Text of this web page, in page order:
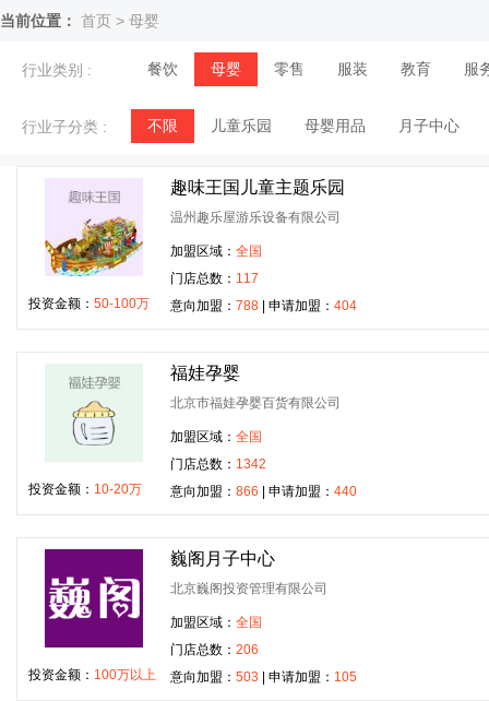
当前位置： 首页 > 母婴
行业类别 : 餐饮 母婴 零售 服装 教育 服
行业子分类 : 不限 儿童乐园 母婴用品 月子中心
投资金额： 50-100万
趣味王国儿童主题乐园
温州趣乐屋游乐设备有限公司
加盟区域： 全国
门店总数： 117
意向加盟： 788 | 申请加盟： 404
投资金额： 10-20万
福娃孕婴
北京市福娃孕婴百货有限公司
加盟区域： 全国
门店总数： 1342
意向加盟： 866 | 申请加盟： 440
投资金额： 100万以上
巍阁月子中心
北京巍阁投资管理有限公司
加盟区域： 全国
门店总数： 206
意向加盟： 503 | 申请加盟： 105